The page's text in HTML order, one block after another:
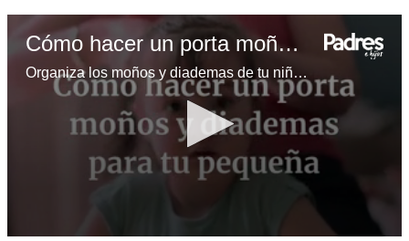
Cómo hacer un porta moños y diademas para tu pequeña
Organiza los moños y diademas de tu niña con este increíble porta moños, ¡te decimos cómo hacerlo!